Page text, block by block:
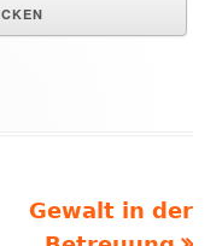
Nächster
Gewalt in der